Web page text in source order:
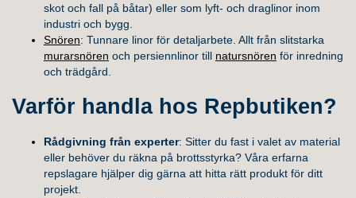
skot och fall på båtar) eller som lyft- och draglinor inom
industri och bygg.
Snören: Tunnare linor för detaljarbete. Allt från slitstarka
murarsnören och persiennlinor till natursnören för inredning
och trädgård.
Varför handla hos Repbutiken?
Rådgivning från experter: Sitter du fast i valet av material
eller behöver du räkna på brottsstyrka? Våra erfarna
repslagare hjälper dig gärna att hitta rätt produkt för ditt
projekt.